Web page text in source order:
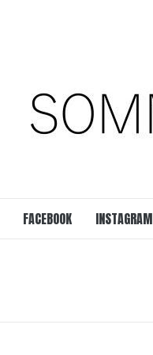
FACEBOOK INSTAGRAM